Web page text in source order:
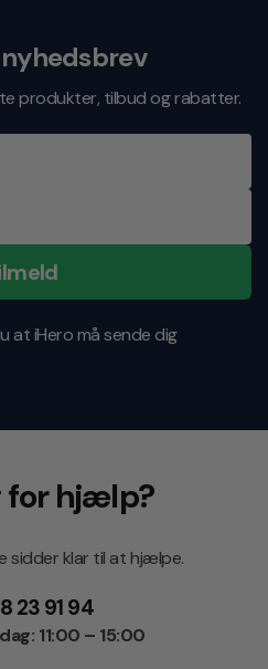
produkter, tilbud og rabatter.
at iHero må sende dig
for hjælp?
sidder klar til at hjælpe.
23 91 94
11:00 – 15:00